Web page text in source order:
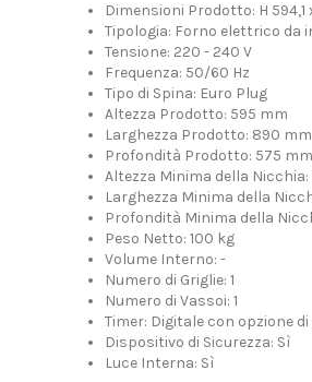
Dimensioni Prodotto: H
Tipologia: Forno elettrico da
Tensione: 220 - 240 V
Frequenza: 50/60 Hz
Tipo di Spina: Euro Plug
Altezza Prodotto: 595 mm
Larghezza Prodotto: 890 mm
Profondità Prodotto: 575 mm
Altezza Minima della
Larghezza Minima della
Profondità Minima della
Peso Netto: 100 kg
Volume Interno: -
Numero di Griglie: 1
Numero di Vassoi: 1
Timer: Digitale con opzione
Dispositivo di Sicurezza: Sì
Luce Interna: Sì